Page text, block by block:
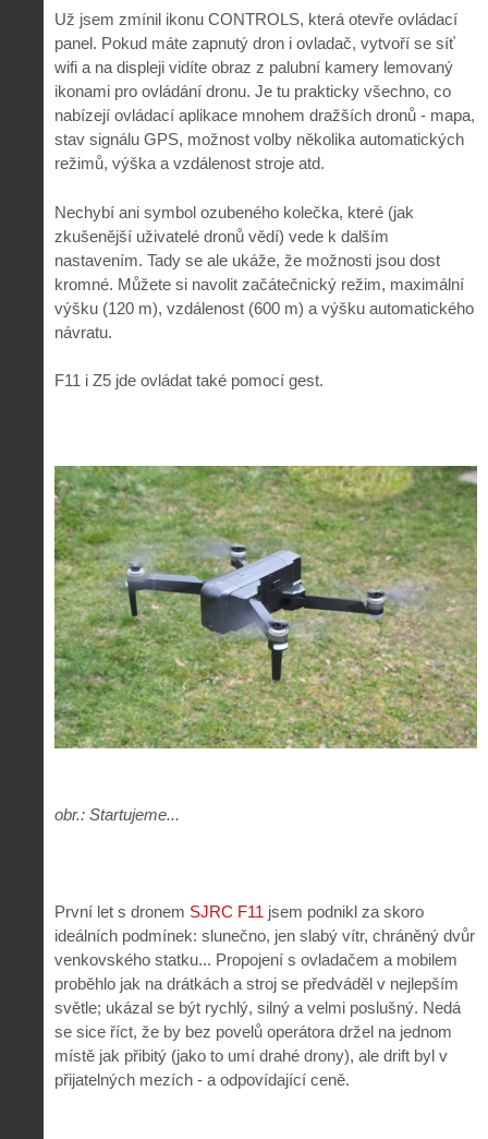
Už jsem zmínil ikonu CONTROLS, která otevře ovládací
panel. Pokud máte zapnutý dron i ovladač, vytvoří se síť
wifi a na displeji vidíte obraz z palubní kamery lemovaný
ikonami pro ovládání dronu. Je tu prakticky všechno, co
nabízejí ovládací aplikace mnohem dražších dronů - mapa,
stav signálu GPS, možnost volby několika automatických
režimů, výška a vzdálenost stroje atd.
Nechybí ani symbol ozubeného kolečka, které (jak
zkušenější uživatelé dronů vědí) vede k dalším
nastavením. Tady se ale ukáže, že možnosti jsou dost
kromné. Můžete si navolit začátečnický režim, maximální
výšku (120 m), vzdálenost (600 m) a výšku automatického
návratu.
F11 i Z5 jde ovládat také pomocí gest.
obr.: Startujeme...
První let s dronem SJRC F11 jsem podnikl za skoro
ideálních podmínek: slunečno, jen slabý vítr, chráněný dvůr
venkovského statku... Propojení s ovladačem a mobilem
proběhlo jak na drátkách a stroj se předváděl v nejlepším
světle; ukázal se být rychlý, silný a velmi poslušný. Nedá
se sice říct, že by bez povelů operátora držel na jednom
místě jak přibitý (jako to umí drahé drony), ale drift byl v
přijatelných mezích - a odpovídající ceně.